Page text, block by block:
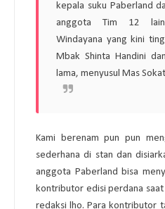
kepala suku Paberland
anggota Tim 12
Windayana yang kini
Mbak Shinta Handini
lama, menyusul Mas
Kami berenam pun pun
sederhana di stan dan
anggota Paberland bisa
kontributor edisi perdana saat
redaksi lho. Para kontributor